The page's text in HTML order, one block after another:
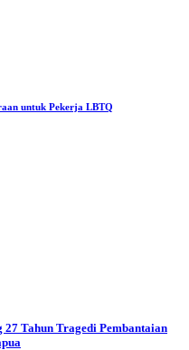
untuk Pekerja LBTQ
Tahun Tragedi Pembantaian